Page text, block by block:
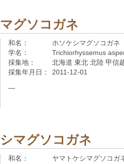
グソコガネ
和名：
ホソケシマグソコガネ
学名：
Trichiorhyssemus
採集地：
北海道 東北 北陸 甲信
採集年月日：
2011-12-01
—
マグソコガネ
和名：
ヤマトケシマグソコガ